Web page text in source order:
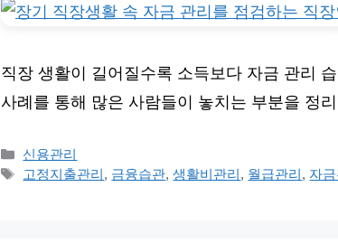
직장 생활이 길어질수록 소득보다 자금 관리
사례를 통해 많은 사람들이 놓치는 부분을 정
카
테
신용관리
태
고정지출관리, 금융습관,생활비관리, 월급관리, 자